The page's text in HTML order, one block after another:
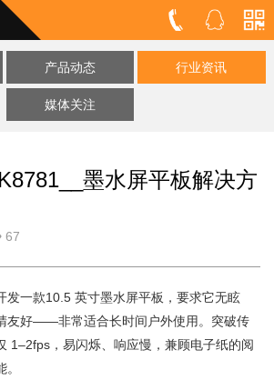
产品动态 行业资讯
媒体关注
墨水屏平板解决方
67
一款10.5 英寸墨水屏平板，要求它无眩
友好——非常适合长时间户外使用。突破传
1–2fps，易闪烁、响应慢，兼顾电子纸的阅